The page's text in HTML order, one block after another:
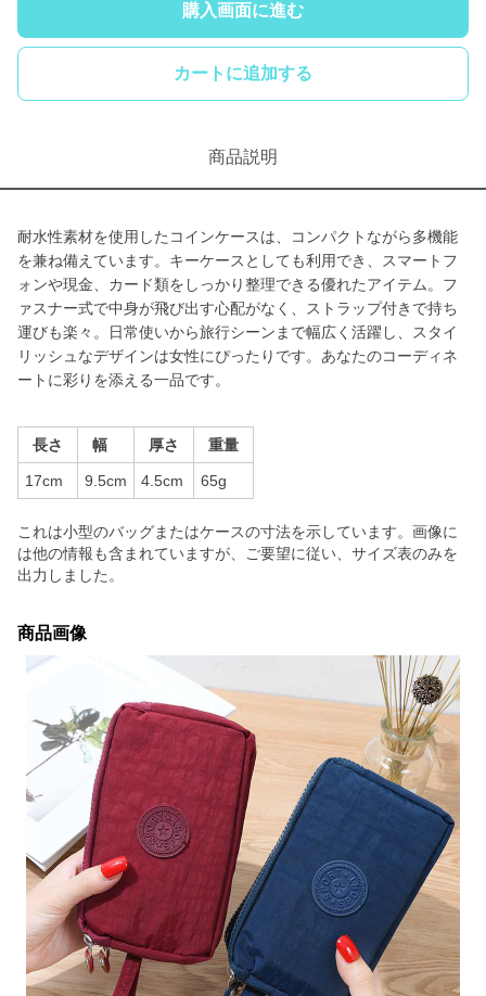
購入画面に進む
カートに追加する
商品説明
耐水性素材を使用したコインケースは、コンパクトながら多機能
を兼ね備えています。キーケースとしても利用でき、スマートフ
ォンや現金、カード類をしっかり整理できる優れたアイテム。フ
ァスナー式で中身が飛び出す心配がなく、ストラップ付きで持ち
運びも楽々。日常使いから旅行シーンまで幅広く活躍し、スタイ
リッシュなデザインは女性にぴったりです。あなたのコーディネ
ートに彩りを添える一品です。
長さ 幅 厚さ 重量
17cm 9.5cm 4.5cm 65g
これは小型のバッグまたはケースの寸法を示しています。画像に
は他の情報も含まれていますが、ご要望に従い、サイズ表のみを
出力しました。
商品画像